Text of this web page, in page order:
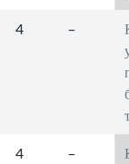
4 –
4 –